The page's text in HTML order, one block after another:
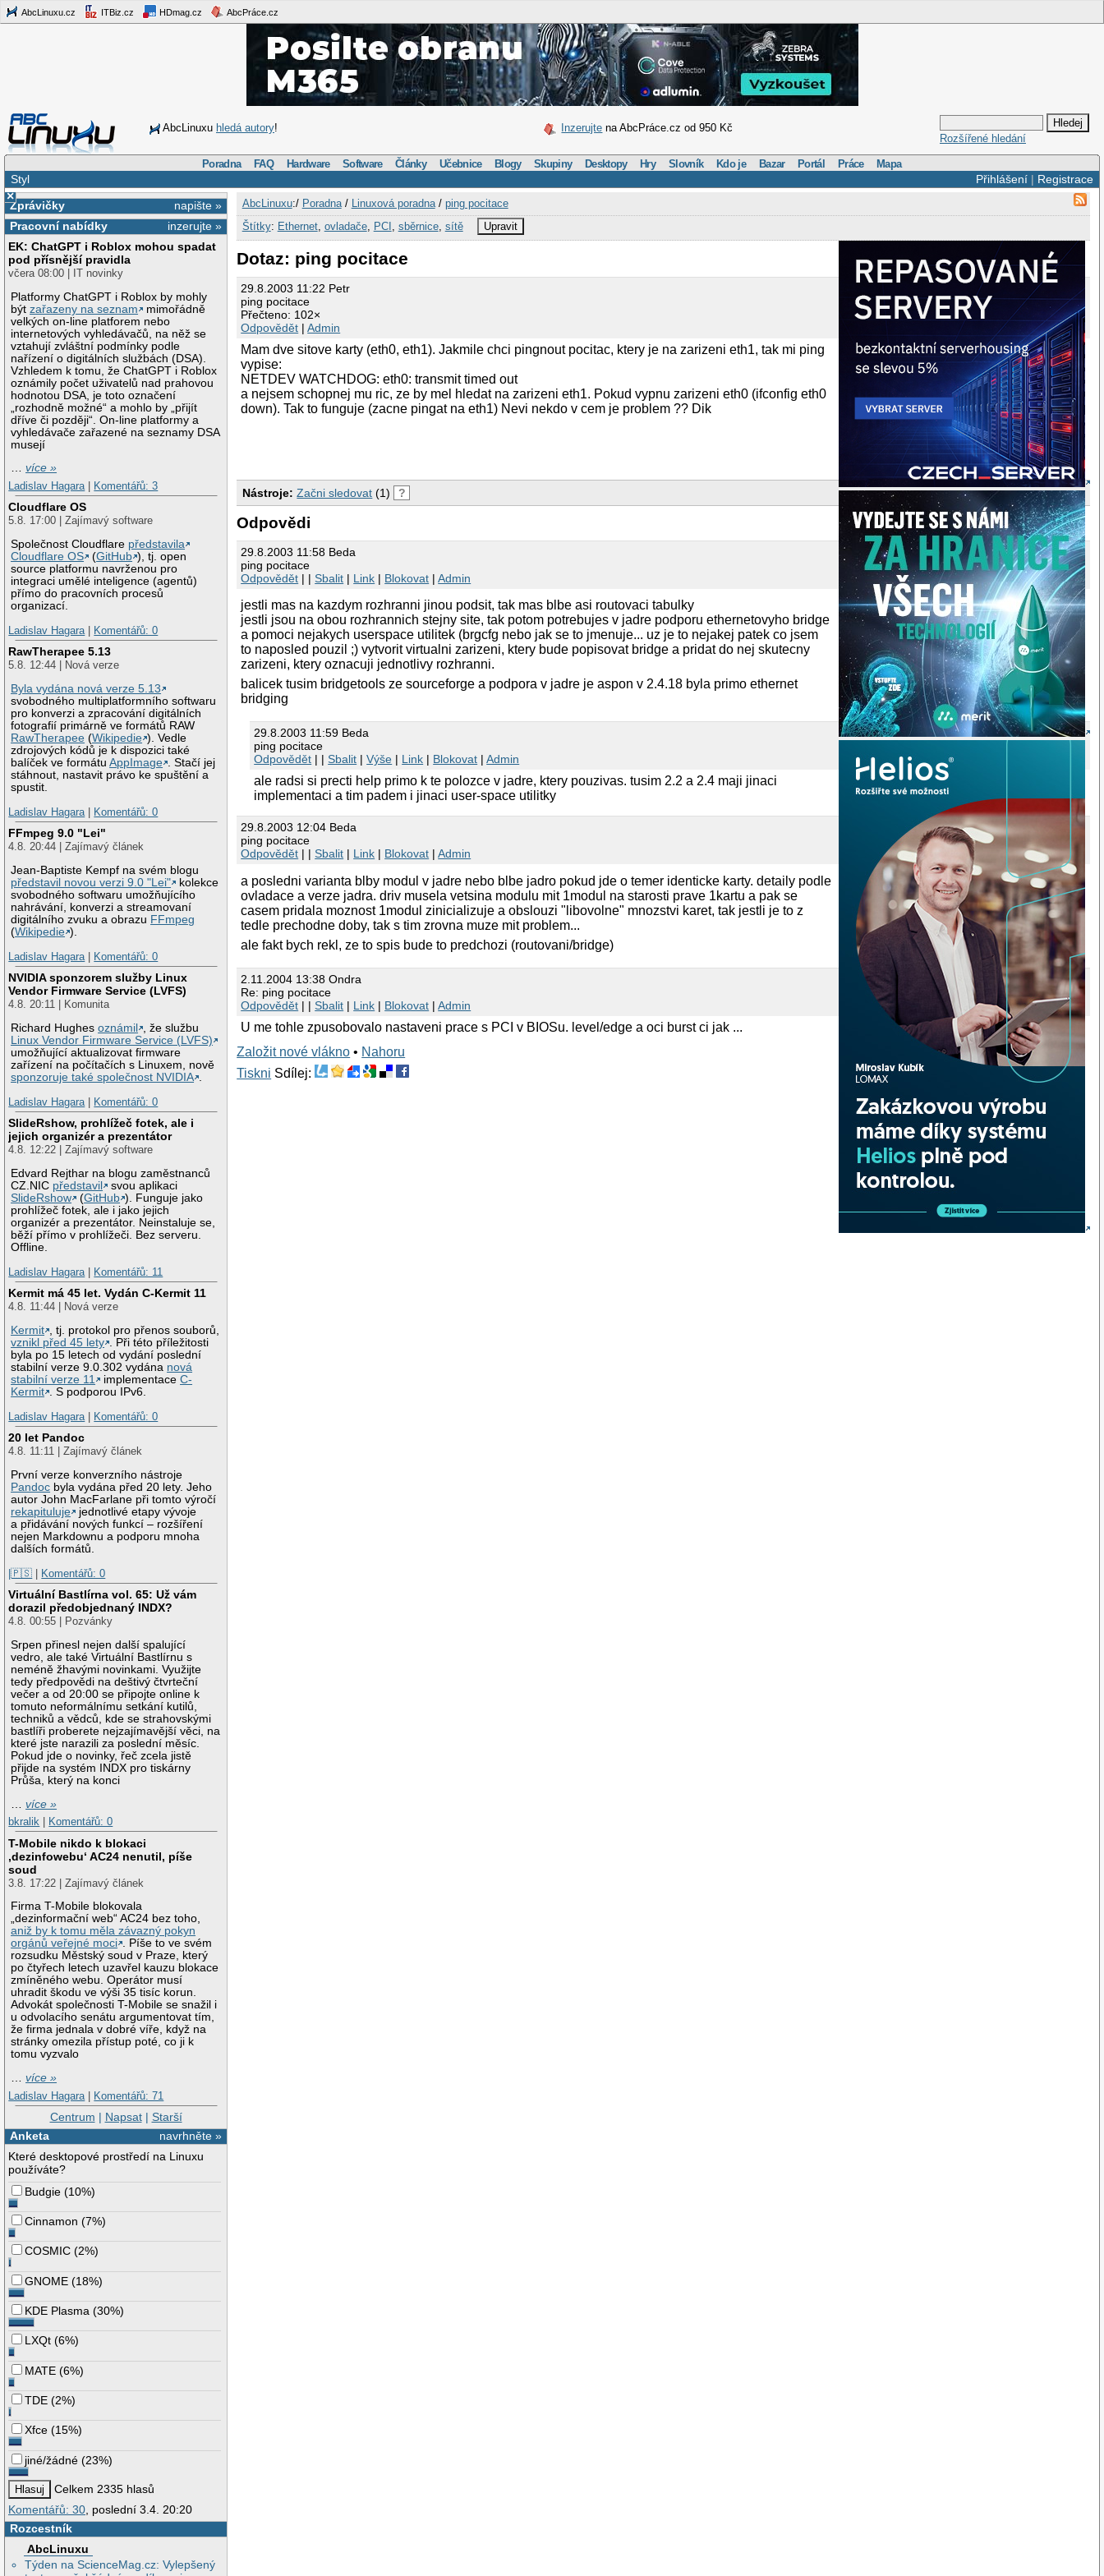
AbcLinuxu.cz ITBiz.cz HDmag.cz AbcPráce.cz
AbcLinuxu hledá autory! Inzerujte na AbcPráce.cz od 950 Kč
Rozšířené hledání
Poradna FAQ Hardware Software Články Učebnice Blogy Skupiny Desktopy Hry Slovník Kdo je Bazar Portál Práce Mapa
Přihlášení| Registrace
Styl
×
napište »
Zprávičky
inzerujte »
Pracovní nabídky
EK: ChatGPT i Roblox mohou spadat
pod přísnější pravidla
včera 08:00 | IT novinky
Platformy ChatGPT i Roblox by mohly
býtzařazeny na seznam
mimořádně
velkých on-line platforem nebo
internetových vyhledávačů, na něž se
vztahují zvláštní podmínky podle
nařízení o digitálních službách (DSA).
Vzhledem k tomu, že ChatGPT i Roblox
oznámily počet uživatelů nad prahovou
hodnotou DSA, je toto označení
„rozhodně možné“ a mohlo by „přijít
dříve či později“. On-line platformy a
vyhledávače zařazené na seznamy DSA
musejí
…více »
Ladislav Hagara
Komentářů: 3
Cloudflare OS
5.8. 17:00 | Zajímavý software
Společnost Cloudflare představila
Cloudflare OS
(GitHub ), tj. open
source platformu navrženou pro
integraci umělé inteligence (agentů)
přímo do pracovních procesů
organizací.
Ladislav Hagara
Komentářů: 0
RawTherapee 5.13
5.8. 12:44 | Nová verze
Byla vydána nová verze 5.13
svobodného multiplatformního softwaru
pro konverzi a zpracování digitálních
fotografií primárně ve formátů RAW
RawTherapee (Wikipedie ). Vedle
zdrojových kódů je k dispozici také
balíček ve formátuAppImage . Stačí jej
stáhnout, nastavit právo ke spuštění a
spustit.
Ladislav Hagara
Komentářů: 0
FFmpeg 9.0 "Lei"
4.8. 20:44 | Zajímavý článek
Jean-Baptiste Kempf na svém blogu
představil novou verzi 9.0 "Lei"
kolekce
svobodného softwaru umožňujícího
nahrávání, konverzi a streamovaní
digitálního zvuku a obrazu FFmpeg
(Wikipedie ).
Ladislav Hagara
Komentářů: 0
NVIDIA sponzorem služby Linux
Vendor Firmware Service (LVFS)
4.8. 20:11 | Komunita
Richard Hughesoznámil
, že službu
Linux Vendor Firmware Service (LVFS)
umožňující aktualizovat firmware
zařízení na počítačích s Linuxem, nově
sponzoruje také společnost NVIDIA .
Ladislav Hagara | Komentářů: 0
SlideRshow, prohlížeč fotek, ale i
jejich organizér a prezentátor
4.8. 12:22 | Zajímavý software
Edvard Rejthar na blogu zaměstnanců
CZ.NIC představil
svou aplikaci
SlideRshow
(GitHub ). Funguje jako
prohlížeč fotek, ale i jako jejich
organizér a prezentátor. Neinstaluje se,
běží přímo v prohlížeči. Bez serveru.
Offline.
Ladislav Hagara | Komentářů: 11
Kermit má 45 let. Vydán C-Kermit 11
4.8. 11:44 | Nová verze
Kermit , tj. protokol pro přenos souborů,
vznikl před 45 lety . Při této příležitosti
byla po 15 letech od vydání poslední
stabilní verze 9.0.302 vydána nová
stabilní verze 11
implementaceC-
Kermit . S podporou IPv6.
Ladislav Hagara | Komentářů: 0
20 let Pandoc
4.8. 11:11 | Zajímavý článek
První verze konverzního nástroje
Pandoc byla vydána před 20 lety. Jeho
autor John MacFarlane při tomto výročí
rekapituluje
jednotlivé etapy vývoje
a přidávání nových funkcí – rozšíření
nejen Markdownu a podporu mnoha
dalších formátů.
|🇵🇸 | Komentářů: 0
Virtuální Bastlírna vol. 65: Už vám
dorazil předobjednaný INDX?
4.8. 00:55 | Pozvánky
Srpen přinesl nejen další spalující
vedro, ale také Virtuální Bastlírnu s
neméně žhavými novinkami. Využijte
tedy předpovědi na deštivý čtvrteční
večer a od 20:00 se připojte online k
tomuto neformálnímu setkání kutilů,
techniků a vědců, kde se strahovskými
bastlíři proberete nejzajímavější věci, na
které jste narazili za poslední měsíc.
Pokud jde o novinky, řeč zcela jistě
přijde na systém INDX pro tiskárny
Průša, který na konci
…více »
bkralik
Komentářů: 0
T-Mobile nikdo k blokaci
‚dezinfowebu‘ AC24 nenutil, píše
soud
3.8. 17:22 | Zajímavý článek
Firma T-Mobile blokovala
„dezinformační web“ AC24 bez toho,
aniž by k tomu měla závazný pokyn
orgánů veřejné moci . Píše to ve svém
rozsudku Městský soud v Praze, který
po čtyřech letech uzavřel kauzu blokace
zmíněného webu. Operátor musí
uhradit škodu ve výši 35 tisíc korun.
Advokát společnosti T-Mobile se snažil i
u odvolacího senátu argumentovat tím,
že firma jednala v dobré víře, když na
stránky omezila přístup poté, co ji k
tomu vyzvalo
…více »
Ladislav Hagara | Komentářů: 71
Centrum | Napsat| Starší
navrhněte »
Anketa
Které desktopové prostředí na Linuxu
používáte?
Budgie (10%)
Cinnamon (7%)
COSMIC (2%)
GNOME (18%)
KDE Plasma (30%)
LXQt (6%)
MATE (6%)
TDE (2%)
Xfce (15%)
jiné/žádné (23%)
Celkem 2335 hlasů
Komentářů: 30, poslední 3.4. 20:20
Rozcestník
AbcLinuxu
Týden na ScienceMag.cz: Vylepšený
AbcLinuxu:/ Poradna/ Linuxová poradna/ ping pocitace
Štítky: Ethernet, ovladače, PCI sběrnice, sítě Upravit
Dotaz: ping pocitace
29.8.2003 11:22 Petr
ping pocitace
Přečteno: 102×
Odpovědět |Admin
Mam dve sitove karty (eth0, eth1). Jakmile chci pingnout pocitac, ktery je na zarizeni eth1, tak mi ping
vypise:
NETDEV WATCHDOG: eth0: transmit timed out
a nejsem schopnej mu ric, ze by mel hledat na zarizeni eth1. Pokud vypnu zarizeni eth0 (ifconfig eth0
down). Tak to funguje (zacne pingat na eth1) Nevi nekdo v cem je problem ?? Dik
Nástroje: Začni sledovat (1) ?
Odpovědi
29.8.2003 11:58 Beda
ping pocitace
Odpovědět | |Sbalit | Link | Blokovat |Admin
jestli mas na kazdym rozhranni jinou podsit, tak mas blbe asi routovaci tabulky
jestli jsou na obou rozhrannich stejny site, tak potom potrebujes v jadre podporu ethernetovyho bridge
a pomoci nejakych userspace utilitek (brgcfg nebo jak se to jmenuje... uz je to nejakej patek co jsem
to naposled pouzil ;) vytvorit virtualni zarizeni, ktery bude popisovat bridge a pridat do nej skutecny
zarizeni, ktery oznacuji jednotlivy rozhranni.
balicek tusim bridgetools ze sourceforge a podpora v jadre je aspon v 2.4.18 byla primo ethernet
bridging
29.8.2003 11:59 Beda
ping pocitace
Odpovědět | |Sbalit |Výše | Link | Blokovat |Admin
ale radsi si precti help primo k te polozce v jadre, ktery pouzivas. tusim 2.2 a 2.4 maji jinaci
implementaci a tim padem i jinaci user-space utilitky
29.8.2003 12:04 Beda
ping pocitace
Odpovědět | |Sbalit | Link | Blokovat |Admin
a posledni varianta blby modul v jadre nebo blbe jadro pokud jde o temer identicke karty. detaily podle
ovladace a verze jadra. driv musela vetsina modulu mit 1modul na starosti prave 1kartu a pak se
casem pridala moznost 1modul zinicializuje a obslouzi "libovolne" mnozstvi karet, tak jestli je to z
tedle prechodne doby, tak s tim zrovna muze mit problem...
ale fakt bych rekl, ze to spis bude to predchozi (routovani/bridge)
2.11.2004 13:38 Ondra
Re: ping pocitace
Odpovědět | |Sbalit | Link | Blokovat |Admin
U me tohle zpusobovalo nastaveni prace s PCI v BIOSu. level/edge a oci burst ci jak ...
Založit nové vlákno • Nahoru
Tiskni Sdílej: